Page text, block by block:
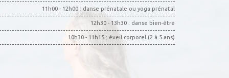
11h00 - 12h00 : danse prénatale ou yoga prénatal
12h30 - 13h30 : danse bien-être
10h30 - 11h15 : éveil corporel (2 à 5 ans)